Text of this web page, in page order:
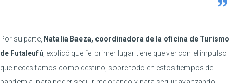
Por su parte, Natalia Baeza, coordinadora de la oficina de Turismo
de Futaleufú , explicó que “el primer lugar tiene que ver con el impulso
que necesitamos como destino, sobre todo en estos tiempos de